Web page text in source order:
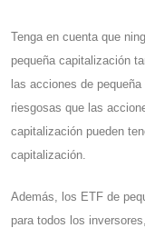
Tenga en cuenta que
pequeña capitalización
las acciones de
riesgosas que las
capitalización pueden
capitalización.
Además, los ETF de
para todos los